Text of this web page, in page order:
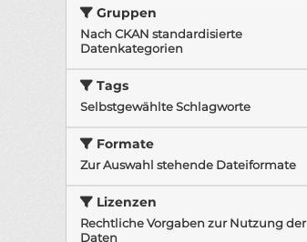
Gruppen
Nach CKAN standardisierte
Datenkategorien
Tags
Selbstgewählte Schlagworte
Formate
Zur Auswahl stehende Dateiformate
Lizenzen
Rechtliche Vorgaben zur Nutzung der
Daten